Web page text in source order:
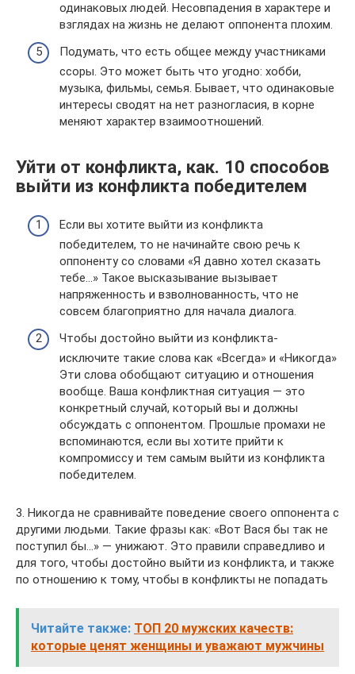
одинаковых людей. Несовпадения в характере и
взглядах на жизнь не делают оппонента плохим.
Подумать, что есть общее между участниками
ссоры. Это может быть что угодно: хобби,
музыка, фильмы, семья. Бывает, что одинаковые
интересы сводят на нет разногласия, в корне
меняют характер взаимоотношений.
Уйти от конфликта, как. 10 способов
выйти из конфликта победителем
Если вы хотите выйти из конфликта
победителем, то не начинайте свою речь к
оппоненту со словами «Я давно хотел сказать
тебе…» Такое высказывание вызывает
напряженность и взволнованность, что не
совсем благоприятно для начала диалога.
Чтобы достойно выйти из конфликта-
исключите такие слова как «Всегда» и «Никогда»
Эти слова обобщают ситуацию и отношения
вообще. Ваша конфликтная ситуация — это
конкретный случай, который вы и должны
обсуждать с оппонентом. Прошлые промахи не
вспоминаются, если вы хотите прийти к
компромиссу и тем самым выйти из конфликта
победителем.
3. Никогда не сравнивайте поведение своего оппонента с
другими людьми. Такие фразы как: «Вот Вася бы так не
поступил бы…» — унижают. Это правили справедливо и
для того, чтобы достойно выйти из конфликта, и также
по отношению к тому, чтобы в конфликты не попадать
Читайте также: ТОП 20 мужских качеств:
которые ценят женщины и уважают мужчины